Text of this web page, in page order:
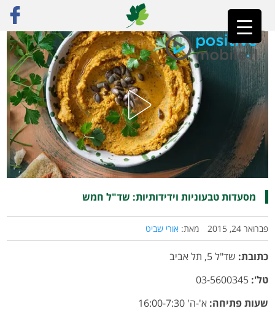
ראשי»פוסט נבחר מסעדות טבעוניות וידידותיות: שד"ל חמש
מסעדות טבעוניות וידידותיות: שד"ל חמש
פברואר 24, 2015 מאת: אורי שביט
כתובת: שד"ל 5, תל אביב
טל': 03-5600345
שעות פתיחה: א'-ה' 16:00-7:30